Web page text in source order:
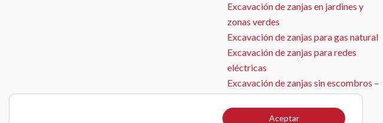
Excavación de zanjas en jardines y
zonas verdes
Excavación de zanjas para gas natural
Excavación de zanjas para redes
eléctricas
Excavación de zanjas sin escombros –
Instalación de sensores
Aceptar